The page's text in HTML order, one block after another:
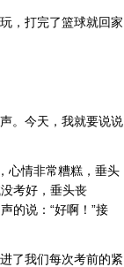
，打完了篮球就回家
。今天，我就要说说
心情非常糟糕，垂头
考好，垂头丧
的说：“好啊！”接
了我们每次考前的紧